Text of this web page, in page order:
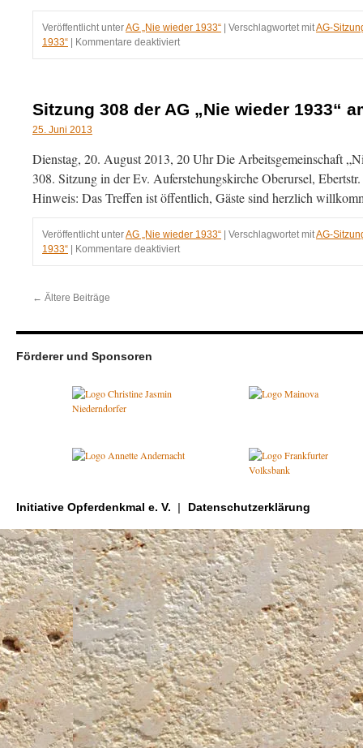
Veröffentlicht unterAG „Nie wieder 1933“ Verschlagwortet mitAG-
1933“
Kommentare deaktiviertfür
Sitzung
„Nie
am
24.09.2013
Sitzung 308 der AG „Nie wieder 1933“
25. Juni 2013
Dienstag, 20. August 2013, 20 Uhr Die Arbeitsgemeinschaft
308. Sitzung in der Ev. Auferstehungskirche Oberursel,
Hinweis: Das Treffen ist öffentlich, Gäste sind herzlich
Veröffentlicht unterAG „Nie wieder 1933“ Verschlagwortet mitAG-
1933“
Kommentare deaktiviertfür
Sitzung
wieder
← Ältere Beiträge
Förderer und Sponsoren
Initiative Opferdenkmal e. V. Datenschutzerklärung